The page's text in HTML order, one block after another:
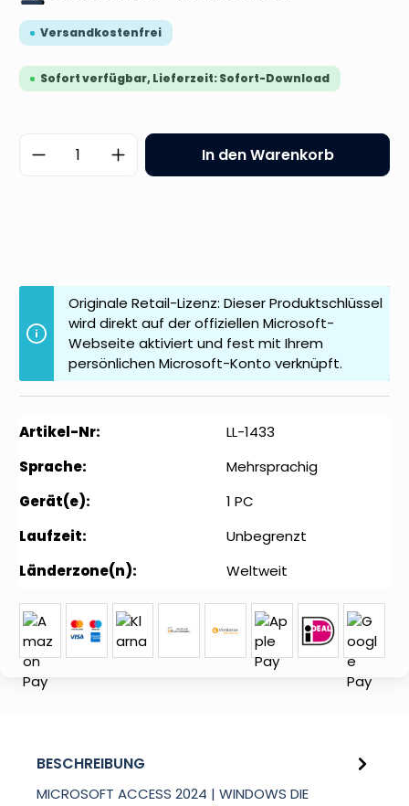
Versandkostenfrei
Sofort verfügbar, Lieferzeit: Sofort-Download
Produkt Anzahl: Gib den
In den Warenkorb
Originale Retail-Lizenz: Dieser Produktschlüssel
wird direkt auf der offiziellen Microsoft-
Webseite aktiviert und fest mit Ihrem
persönlichen Microsoft-Konto verknüpft.
Artikel-Nr:
LL-1433
Sprache:
Mehrsprachig
Gerät(e):
1 PC
Laufzeit:
Unbegrenzt
Länderzone(n):
Weltweit
BESCHREIBUNG
MICROSOFT ACCESS 2024 | WINDOWS DIE